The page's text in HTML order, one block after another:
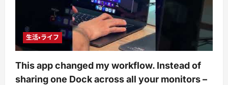
生活・ライフ
This app changed my workflow. Instead of
sharing one Dock across all your monitors –